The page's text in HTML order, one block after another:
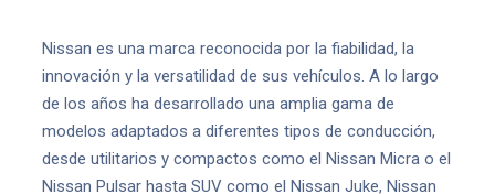
Nissan es una marca reconocida por la fiabilidad, la
innovación y la versatilidad de sus vehículos. A lo largo
de los años ha desarrollado una amplia gama de
modelos adaptados a diferentes tipos de conducción,
desde utilitarios y compactos como el Nissan Micra o el
Nissan Pulsar hasta SUV como el Nissan Juke, Nissan